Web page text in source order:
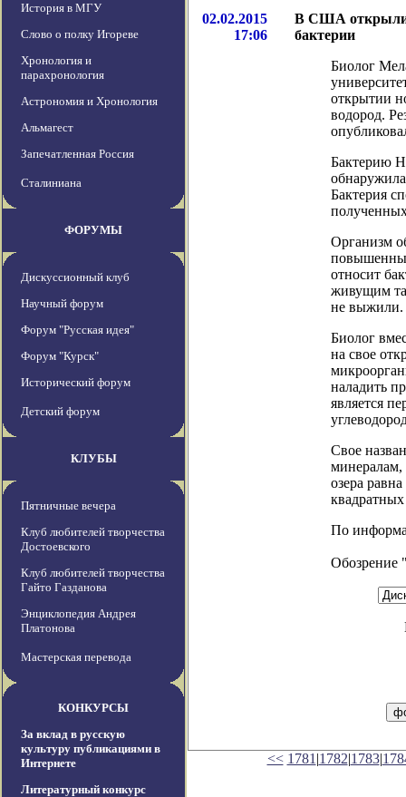
История в МГУ
Слово о полку Игореве
Хронология и
парахронология
Астрономия и Хронология
Альмагест
Запечатленная Россия
Сталиниана
ФОРУМЫ
Дискуссионный клуб
Научный форум
Форум "Русская идея"
Форум "Курск"
Исторический форум
Детский форум
КЛУБЫ
Пятничные вечера
Клуб любителей творчества
Достоевского
Клуб любителей творчества
Гайто Газданова
Энциклопедия Андрея
Платонова
Мастерская перевода
КОНКУРСЫ
За вклад в русскую
культуру публикациями в
Интернете
Литературный конкурс
02.02.2015
17:06
В США открыли
бактерии
Биолог
открытии
водород.
Бактерию
Бактерия
Организм
относит
живущим
не выжили.
Биолог
на свое
наладить
является
Свое
минералам,
озера
По
Обозрение
<< 1781 |1782|1783|